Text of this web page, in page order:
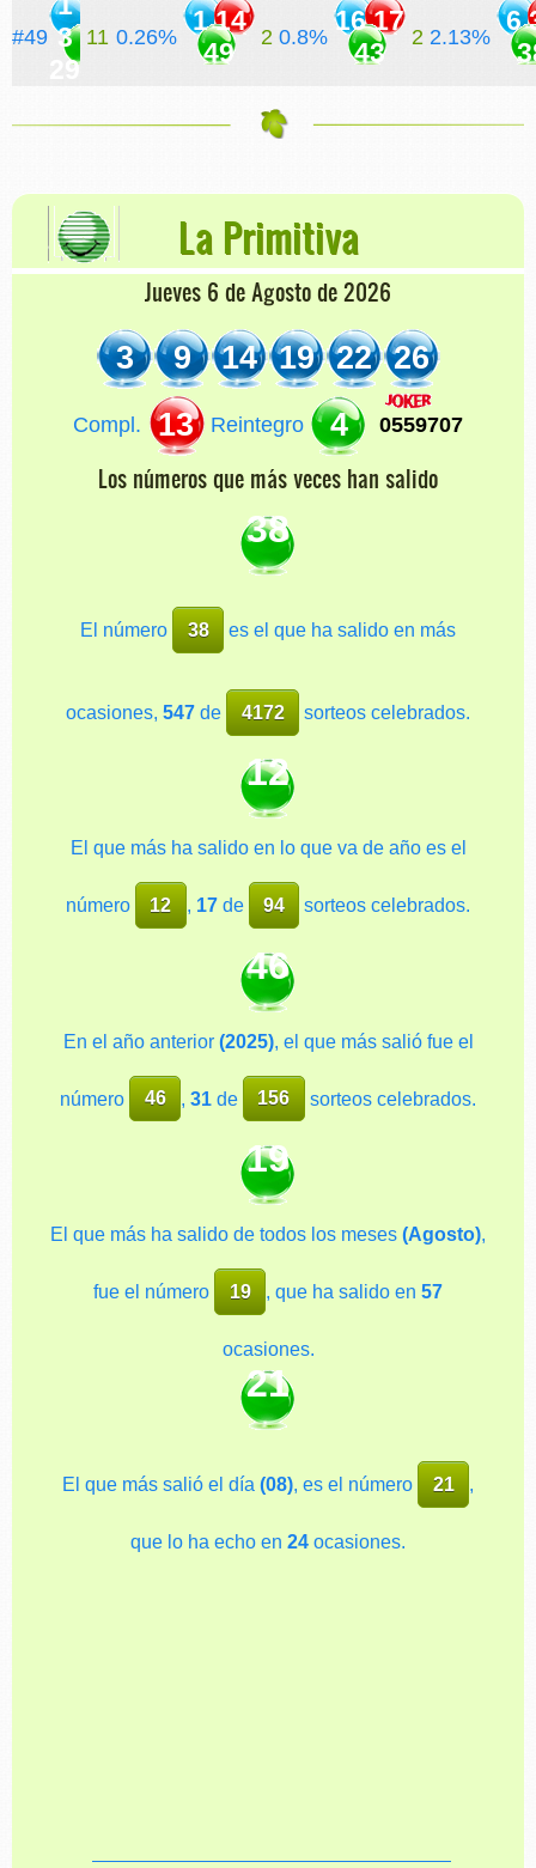
#49 3
29
11 0.26%
1 14
49
2 0.8%
16 17
43
2 2.13%
6
La Primitiva
Jueves 6 de Agosto de 2026
3 9 14 19 22 26
Compl. 13 Reintegro 4 0559707
Los números que más veces han salido
38
El número 38 es el que ha salido en más
ocasiones,547 de 4172 sorteos celebrados.
12
El que más ha salido en lo que va de año es el
número 12 , 17de 94 sorteos celebrados.
46
En el año anterior (2025), el que más salió fue el
número 46 31 de 156 sorteos celebrados.
19
El que más ha salido de todos los meses (Agosto),
fue el número 19 , que ha salido en 57
ocasiones.
21
El que más salió el día(08), es el número 21 ,
que lo ha echo en 24 ocasiones.